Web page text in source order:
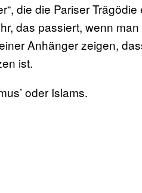
die die Pariser
das passiert, wenn
Anhänger zeigen,
ist.
oder Islams.